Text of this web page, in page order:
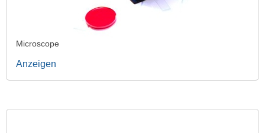
Microscope
Anzeigen